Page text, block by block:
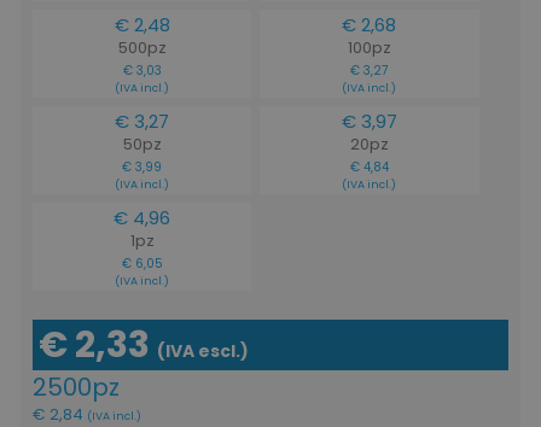
€ 2,48
500pz
€ 3,03
(IVA incl.)
€ 2,68
100pz
€ 3,27
(IVA incl.)
€ 3,27
50pz
€ 3,99
(IVA incl.)
€ 3,97
20pz
€ 4,84
(IVA incl.)
€ 4,96
1pz
€ 6,05
(IVA incl.)
€ 2,33 (IVA escl.)
2500pz
€ 2,84 (IVA incl.)